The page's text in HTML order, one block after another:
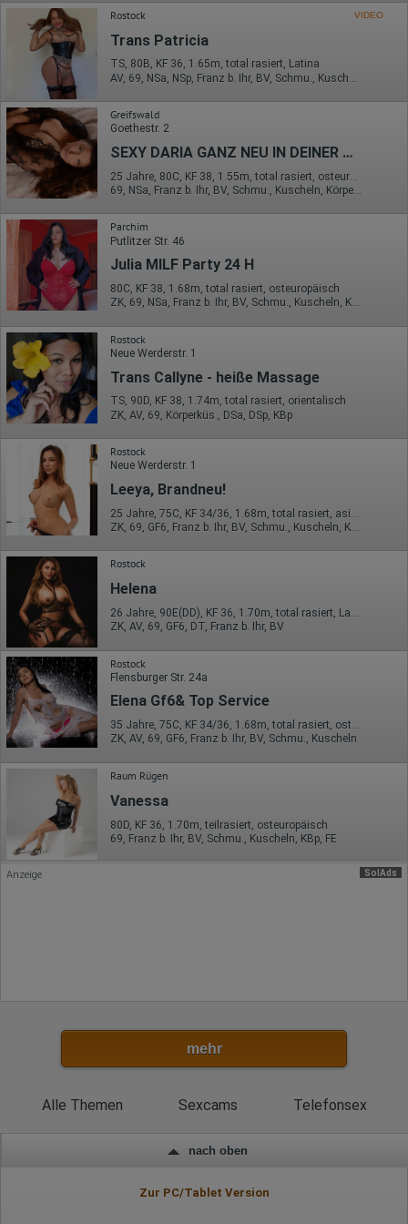
Erhobene Informationen zum Besucherverhalten sind folgende:
Herkunft (Land und Stadt)
Sprache
Betriebssystem
Gerät (PC, Tablet-PC oder Smartphone)
Browser und alle verwendeten Add-ons
Auflösung des Computers
Besucherquelle (Facebook, Suchmaschine oder
verweisende Webseite)
Welche Dateien wurden heruntergeladen?
Welche Videos angeschaut?
Wurden Werbebanner angeklickt?
Wohin ging der Besucher? Klickte er auf weitere Seiten des
Portals oder hat er sie komplett verlassen?
Wie lange blieb der Besucher?
Ort der Verarbeitung:
Europäische Union & USA
Hotjar
Wir nutzen Hotjar als Webanalysedient. Es wird verwendet, um
Daten über das Benutzerverhalten zu sammeln. Hotjar kann
auch im Rahmen von Umfragen und Feedbackfunktionen, die
auf unserer Website eingebunden sind, von Ihnen bereitgestellte
Informationen verarbeiten.
Herausgeber:
Hotjar Limited, Malta
Erhobene Daten:
Datum und Uhrzeit des Besuchs
Gerätetyp
Geografischer Standort
IP-Adresse
Mausbewegungen
Besuchte Seiten
Referrer URL
Bildschirmauflösung
Eindeutige Gerätekennung
Sprachinformationen
Gerätebestriebssystem
Browser-Typ
Klicks
Domain-Name
Eindeutige Benutzerkennung
Antworten auf Umfragen
Ort der Verarbeitung:
Rechtliche Grundlage der Verarbeitung
Art. 6 Abs. 1 S. 1 lit. a DSGVO
Rostock VIDEO
Trans Patricia
TS, 80B, KF 36, 1.65m, total rasiert, Latina
Greifswald
Goethestr. 2
SEXY DARIA GANZ NEU IN DEINER STADT TOP SERVICE !!!
69, NSa, Franz b. Ihr, BV, Schmu., Kuscheln, Körperküs., DSa
Parchim
Putlitzer Str. 46
Julia MILF Party 24 H
80C, KF 38, 1.68m, total rasiert, osteuropäisch
ZK, 69, NSa, Franz b. Ihr, BV, Schmu., Kuscheln, Körperküs.
Rostock
Neue Werderstr. 1
Trans Callyne - heiße Massage
TS, 90D, KF 38, 1.74m, total rasiert, orientalisch
ZK, AV, 69, Körperküs., DSa, DSp, KBp
Rostock
Neue Werderstr. 1
Leeya, Brandneu!
ZK, 69, GF6, Franz b. Ihr, BV, Schmu., Kuscheln, Körperküs.
Rostock
Helena
26 Jahre, 90E(DD), KF 36, 1.70m, total rasiert, Latina
ZK, AV, 69, GF6, DT, Franz b. Ihr, BV
Rostock
Flensburger Str. 24a
Elena Gf6& Top Service
35 Jahre, 75C, KF 34/36, 1.68m, total rasiert, osteuropäisch
ZK, AV, 69, GF6, Franz b. Ihr, BV, Schmu., Kuscheln
Raum Rügen
Vanessa
80D, KF 36, 1.70m, teilrasiert, osteuropäisch
69, Franz b. Ihr, BV, Schmu., Kuscheln, KBp, FE
SolAds
Anzeige
mehr
Alle Themen Sexcams Telefonsex
nach oben
Zur PC/Tablet Version